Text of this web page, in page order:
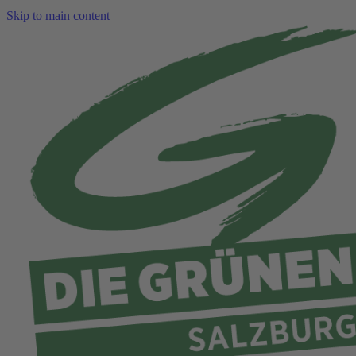
Skip to main content